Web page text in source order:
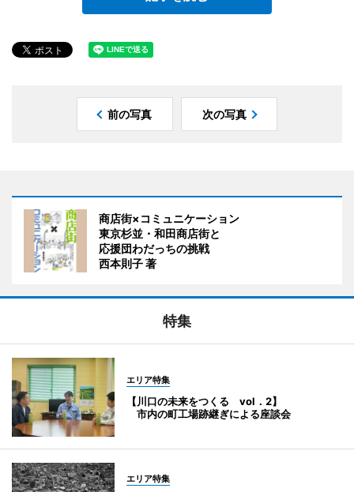
前の写真 次の写真
商店街×コミュニケーション
東京杉並・和田商店街と
応援団わだっちの挑戦
西本則子 著
特集
エリア特集
【川口の未来をつくる vol．2】
市内の町工場跡継ぎによる座談会
エリア特集